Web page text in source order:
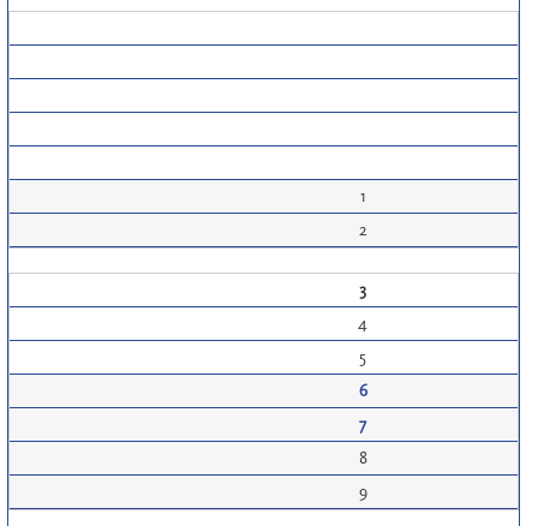
1
2
3
4
5
6
7
8
9